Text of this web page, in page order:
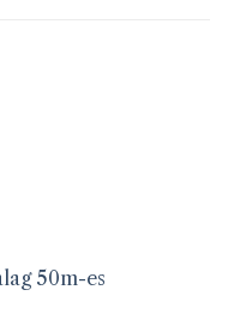
50m-es